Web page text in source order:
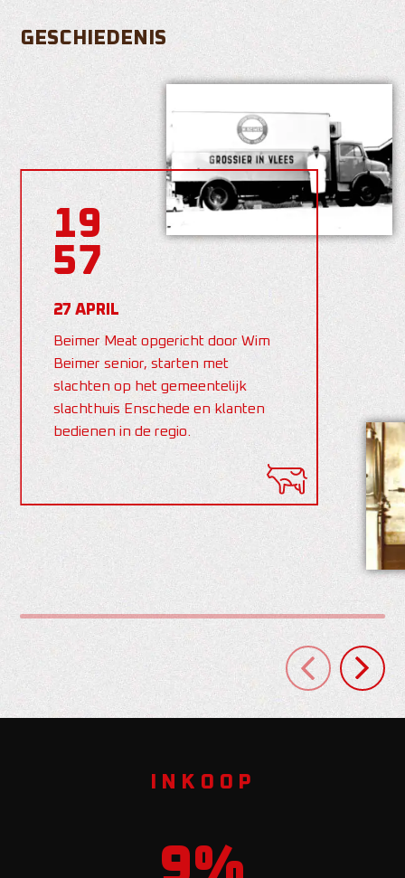
GESCHIEDENIS
19
57
27 APRIL
Beimer Meat opgericht door Wim
Beimer senior, starten met
slachten op het gemeentelijk
slachthuis Enschede en klanten
bedienen in de regio.
INKOOP